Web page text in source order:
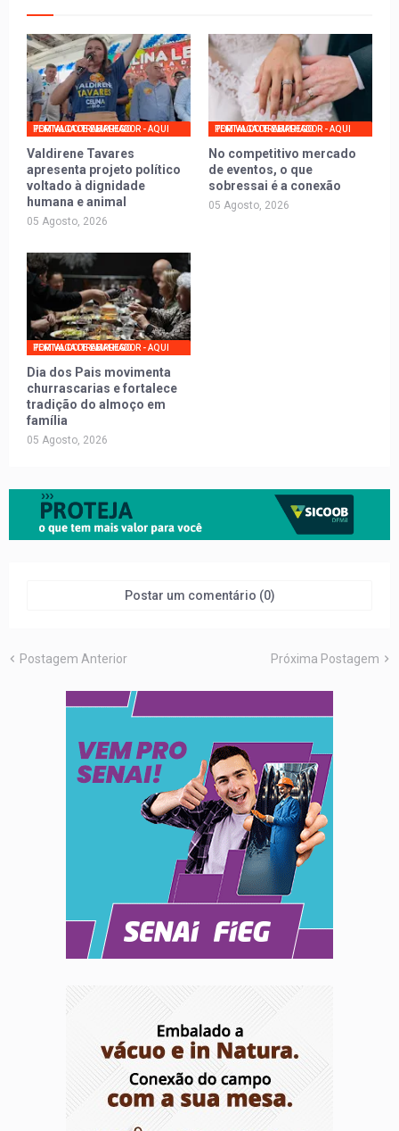
PORTAL DO TRABALHADOR - AQUI TEM VAGA DE EMPREGO
Valdirene Tavares
apresenta projeto político
voltado à dignidade
humana e animal
05 Agosto, 2026
PORTAL DO TRABALHADOR - AQUI TEM VAGA DE EMPREGO
No competitivo mercado
de eventos, o que
sobressai é a conexão
05 Agosto, 2026
PORTAL DO TRABALHADOR - AQUI TEM VAGA DE EMPREGO
Dia dos Pais movimenta
churrascarias e fortalece
tradição do almoço em
família
05 Agosto, 2026
Postar um comentário (0)
Postagem Anterior Próxima Postagem